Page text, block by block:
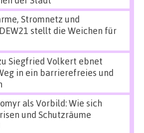
Stromnetz und
stellt die Weichen für
Siegfried Volkert ebnet
in ein barrierefreies und
als Vorbild: Wie sich
und Schutzräume